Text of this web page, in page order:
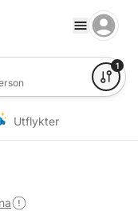
1
Utflykter